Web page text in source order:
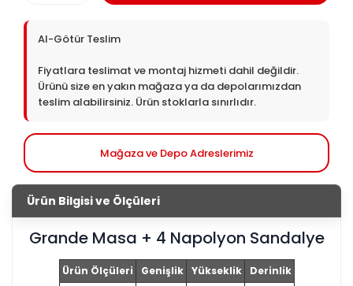
Ürün Bilgisi ve Ölçüleri
Grande Masa + 4 Napolyon Sandalye
Ürün Ölçüleri Genişlik Yükseklik
Derinlik